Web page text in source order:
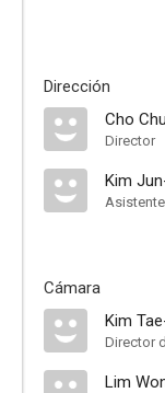
Dirección
Cho
Director
Kim
Cámara
Kim
Director
Lim